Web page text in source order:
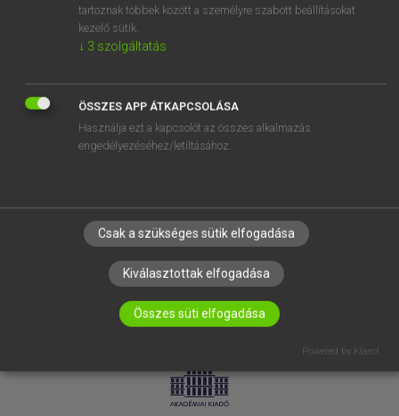
VÁLLALATI MEGOLDÁSOK
RÓLUNK
ELÉRHETŐSÉG
SÜTI BEÁLLÍTÁSOK
LICENCSZERZŐDÉS ADATVÉDELEM
tartoznak többek között a személyre szabott beállításokat
kezelő sütik.
↓ 3 szolgáltatás
ÖSSZES APP ÁTKAPCSOLÁSA
Használja ezt a kapcsolót az összes alkalmazás
engedélyezéséhez/letiltásához.
Csak a szükséges sütik elfogadása
Kiválasztottak elfogadása
Összes süti elfogadása
Powered by Klaro!